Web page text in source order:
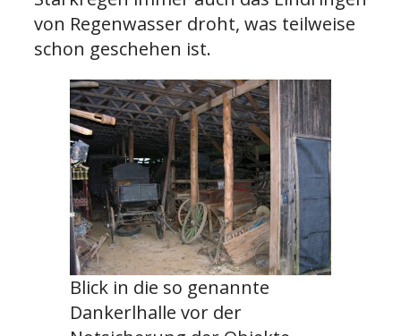
von Regenwasser droht, was teilweise
schon geschehen ist.
Blick in die so genannte
Dankerlhalle vor der